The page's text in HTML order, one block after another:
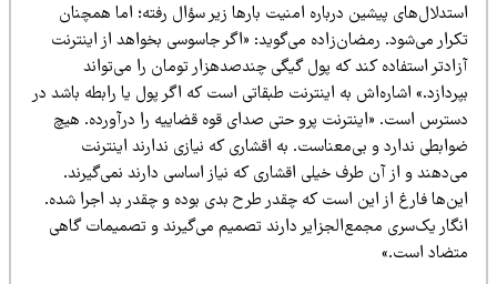
پیشین درباره امنیت بارها زیر سؤال رفته؛ اما همچنان
می‌شود. رمضان‌زاده می‌گوید: «اگر جاسوسی بخواهد از اینترنت
استفاده کند که پول گیگی چندصدهزار تومان را می‌تواند
اشاره‌اش به اینترنت طبقاتی است که اگر پول یا رابطه باشد در
است. «اینترنت پرو حتی صدای قوه قضاییه را درآورده. هیچ
ندارد و بی‌معناست. به اقشاری که نیازی ندارند اینترنت
و از آن طرف خیلی اقشاری که نیاز اساسی دارند نمی‌گیرند.
فارغ از این است که چقدر طرح بدی بوده و چقدر بد اجرا شده.
یک‌سری مجمع‌الجزایر دارند تصمیم می‌گیرند و تصمیمات گاهی
است.»